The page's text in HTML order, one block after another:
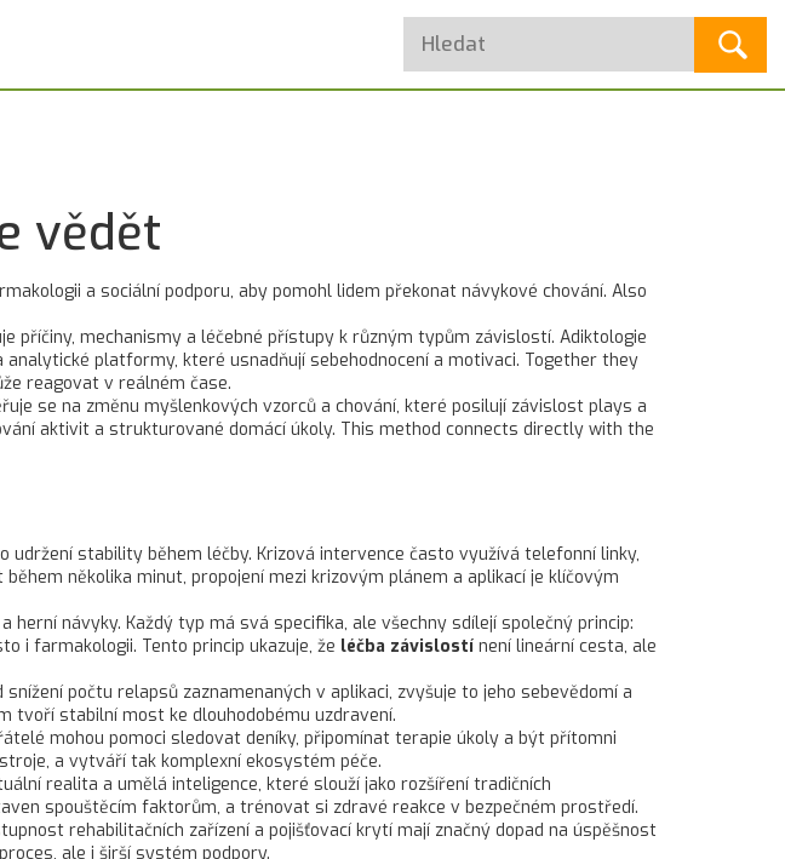
vědět
a sociální podporu, aby pomohl lidem překonat návykové chování. Also
příčiny, mechanismy a léčebné přístupy k různým typům závislostí. Adiktologie
platformy, které usnadňují sebehodnocení a motivaci. Together they
reagovat v reálném čase.
se na změnu myšlenkových vzorců a chování, které posilují závislost plays a
aktivit a strukturované domácí úkoly. This method connects directly with the
udržení stability během léčby. Krizová intervence často využívá telefonní linky,
několika minut, propojení mezi krizovým plánem a aplikací je klíčovým
návyky. Každý typ má svá specifika, ale všechny sdílejí společný princip:
i farmakologii. Tento princip ukazuje, že léčba závislostí není lineární cesta, ale
počtu relapsů zaznamenaných v aplikaci, zvyšuje to jeho sebevědomí a
tvoří stabilní most ke dlouhodobému uzdravení.
mohou pomoci sledovat deníky, připomínat terapie úkoly a být přítomni
a vytváří tak komplexní ekosystém péče.
realita a umělá inteligence, které slouží jako rozšíření tradičních
spouštěcím faktorům, a trénovat si zdravé reakce v bezpečném prostředí.
rehabilitačních zařízení a pojišťovací krytí mají značný dopad na úspěšnost
ale i širší systém podpory.